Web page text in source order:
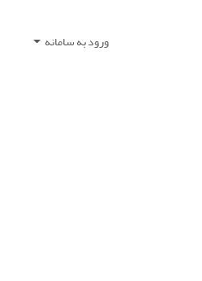
ورود به سامانه